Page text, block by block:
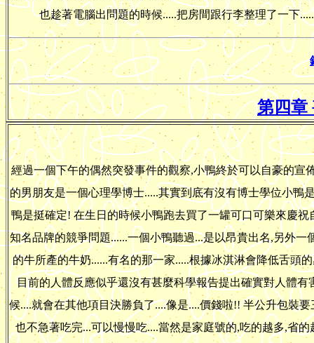
也趁著電腦出問題的時候.....把房間跟行李整理了一下
第四章
經過一個下午的偶然突發事件的觀察,小鴨終於可以自豪的
的男朋友是一個心理學博士.....其實到底有沒有博士學位小鴨
鴨是挺確定! 在生日的時候小鴨跑去買了一罐可口可樂來慶
知名品牌的競爭問題......一個小鴨聽過...是以昂貴出名,另外
的牛所產的牛奶......有名的那一家.....根據冰淇淋會降低舌頭
目前的人體反應似乎還沒有甚麼科學報告提出確實對人體
候....就會在其他項目決勝負了....像是....價錢啦!! 半公升包裝
也不急著吃完...可以慢慢吃....當然是家庭號的,吃的越多,省